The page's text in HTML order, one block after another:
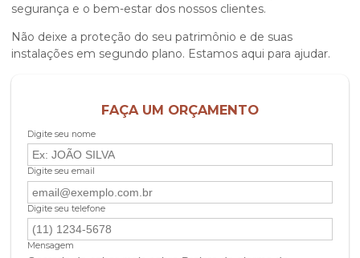
segurança e o bem-estar dos nossos clientes.
Não deixe a proteção do seu patrimônio e de suas
instalações em segundo plano. Estamos aqui para ajudar.
FAÇA UM ORÇAMENTO
Digite seu nome
Digite seu email
Digite seu telefone
Mensagem